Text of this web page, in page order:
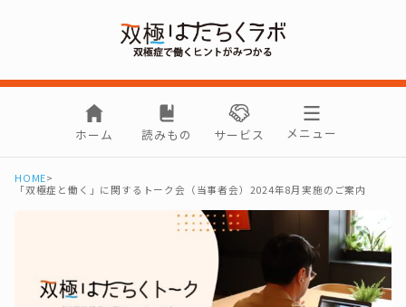
ホーム 読みもの サービス メニュー
HOME>
「双極症と働く」に関するトーク会（当事者会）2024年8月実施のご案内